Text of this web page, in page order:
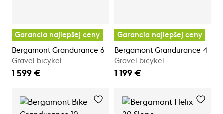
Garancia najlepšej ceny
Bergamont Grandurance 6
Gravel bicykel
1 599 €
Garancia najlepšej ceny
Bergamont Grandurance 4
Gravel bicykel
1 199 €